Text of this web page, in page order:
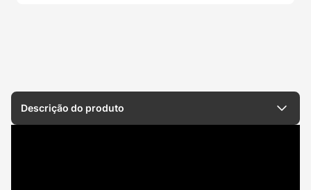
Descrição do produto